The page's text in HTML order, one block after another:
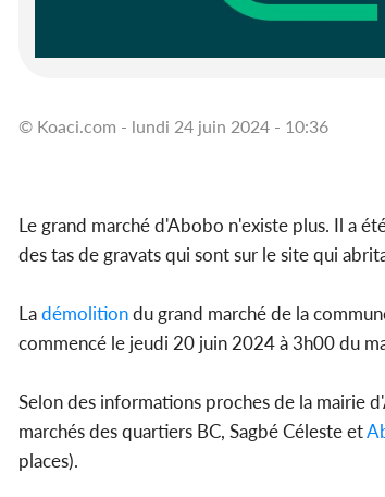
© Koaci.com - lundi 24 juin 2024 - 10:36
Le grand marché d'Abobo n'existe plus. Il a
des tas de gravats qui sont sur le site qui
Ladémolitiondu grand marché de la
commencé le jeudi 20 juin 2024 à 3h00 du
Selon des informations proches de la mairie
marchés des quartiers BC, Sagbé Céleste et
places).